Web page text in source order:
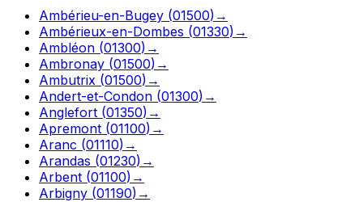
Ambérieu-en-Bugey (01500) →
Ambérieux-en-Dombes (01330) →
Ambléon (01300) →
Ambronay (01500) →
Ambutrix (01500) →
Andert-et-Condon (01300) →
Anglefort (01350) →
Apremont (01100) →
Aranc (01110) →
Arandas (01230) →
Arbent (01100) →
Arbigny (01190) →